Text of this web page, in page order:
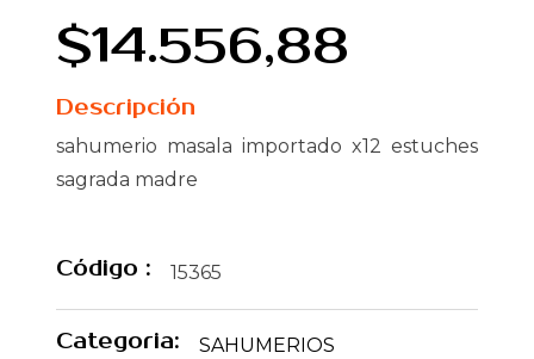
$14.556,88
Descripción
sahumerio masala importado x12 estuches
sagrada madre
Código : 15365
Categoria: SAHUMERIOS